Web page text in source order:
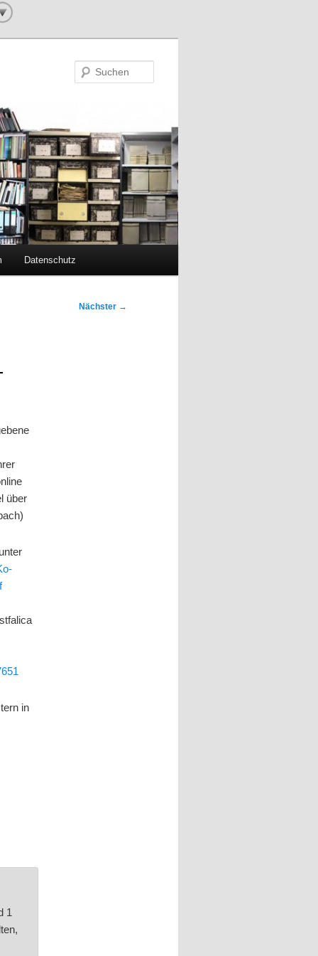
Datenschutz
Nächster →
über
in
1